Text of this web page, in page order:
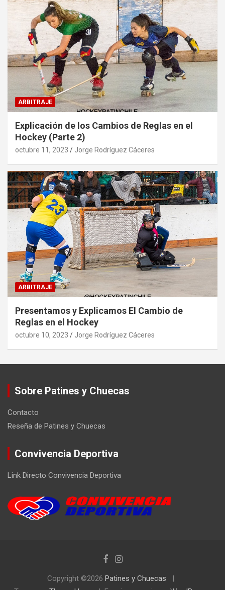
ARBITRAJE
Explicación de los Cambios de Reglas en el
Hockey (Parte 2)
octubre 11, 2023 Jorge Rodríguez Cáceres
ARBITRAJE
Presentamos y Explicamos El Cambio de
Reglas en el Hockey
octubre 10, 2023 Jorge Rodríguez Cáceres
Sobre Patines y Chuecas
Contacto
Reseña de Patines y Chuecas
Convivencia Deportiva
Link Directo Convivencia Deportiva
Copyright ©2026 Patines y Chuecas